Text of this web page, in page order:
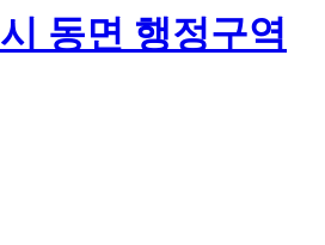
동면 행정구역